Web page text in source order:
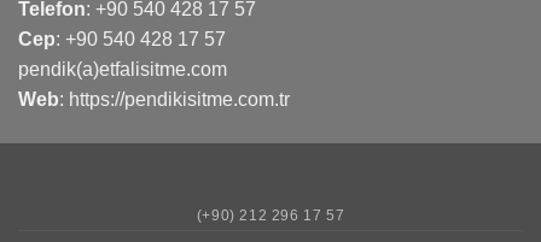
Telefon: +90 540 428 17 57
Cep: +90 540 428 17 57
pendik(a)etfalisitme.com
Web: https://pendikisitme.com.tr
(+90) 212 296 17 57